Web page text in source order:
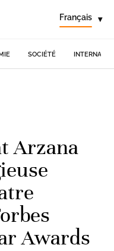
Français ▾
SOCIÉTÉ
Arzana
Awards